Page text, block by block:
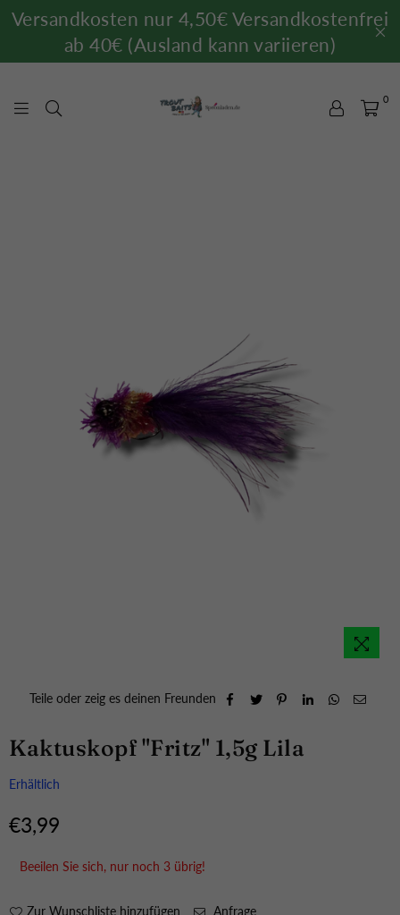
Versandkosten nur 4,50€ Versandkostenfrei
ab 40€ (Ausland kann variieren)
0
Teile oder zeig es deinen Freunden
Kaktuskopf "Fritz" 1,5g Lila
Erhältlich
Normaler
€3,99
Beeilen Sie sich, nur noch 3 übrig!
Zur Wunschliste hinzufügen Anfrage